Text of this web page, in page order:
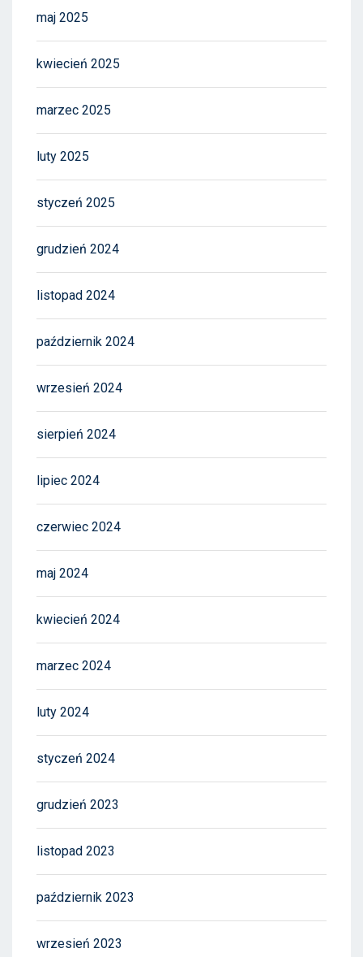
maj 2025
kwiecień 2025
marzec 2025
luty 2025
styczeń 2025
grudzień 2024
listopad 2024
październik 2024
wrzesień 2024
sierpień 2024
lipiec 2024
czerwiec 2024
maj 2024
kwiecień 2024
marzec 2024
luty 2024
styczeń 2024
grudzień 2023
listopad 2023
październik 2023
wrzesień 2023